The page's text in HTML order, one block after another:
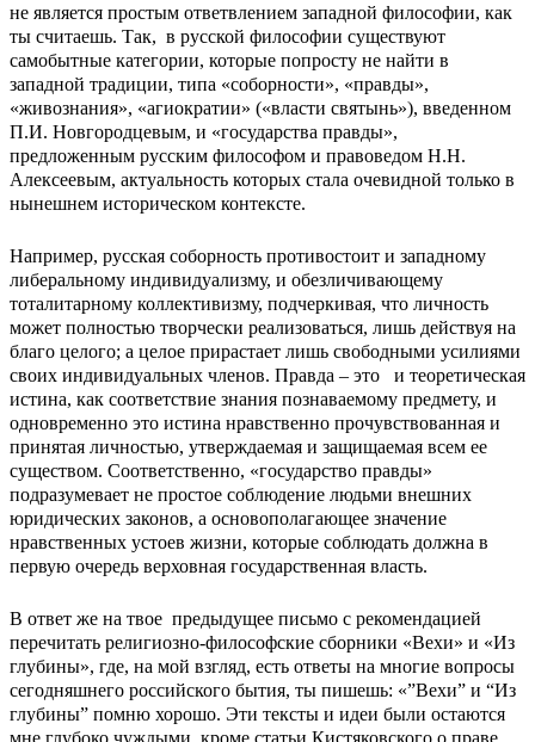
не является простым ответвлением западной философии, как
ты считаешь. Так, в русской философии существуют
самобытные категории, которые попросту не найти в
западной традиции, типа «соборности», «правды»,
«живознания», «агиократии» («власти святынь»), введенном
П.И. Новгородцевым, и «государства правды»,
предложенным русским философом и правоведом Н.Н.
Алексеевым, актуальность которых стала очевидной только в
нынешнем историческом контексте.
Например, русская соборность противостоит и западному
либеральному индивидуализму, и обезличивающему
тоталитарному коллективизму, подчеркивая, что личность
может полностью творчески реализоваться, лишь действуя на
благо целого; а целое прирастает лишь свободными усилиями
своих индивидуальных членов. Правда – это и теоретическая
истина, как соответствие знания познаваемому предмету, и
одновременно это истина нравственно прочувствованная и
принятая личностью, утверждаемая и защищаемая всем ее
существом. Соответственно, «государство правды»
подразумевает не простое соблюдение людьми внешних
юридических законов, а основополагающее значение
нравственных устоев жизни, которые соблюдать должна в
первую очередь верховная государственная власть.
В ответ же на твое предыдущее письмо с рекомендацией
перечитать религиозно-философские сборники «Вехи» и «Из
глубины», где, на мой взгляд, есть ответы на многие вопросы
сегодняшнего российского бытия, ты пишешь: «”Вехи” и “Из
глубины” помню хорошо. Эти тексты и идеи были остаются
мне глубоко чуждыми, кроме статьи Кистяковского о праве.